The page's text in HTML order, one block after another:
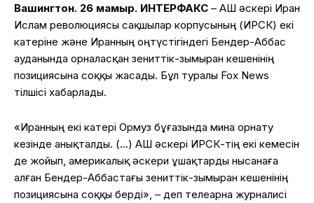
Вашингтон. 26 мамыр. ИНТЕРФАКС – АҚШ әскері Иран
Ислам революциясы сақшылар корпусының (ИРСК) екі
катеріне және Иранның оңтүстігіндегі Бендер-Аббас
ауданында орналасқан зениттік-зымыран кешенінің
позициясына соққы жасады. Бұл туралы Fox News
тілшісі хабарлады.
«Иранның екі катері Ормуз бұғазында мина орнату
кезінде анықталды. (…) АҚШ әскері ИРСК-тің екі кемесін
де жойып, америкалық әскери ұшақтарды нысанаға
алған Бендер-Аббастағы зениттік-зымыран кешенінің
позициясына соққы берді», – деп телеарна журналисі